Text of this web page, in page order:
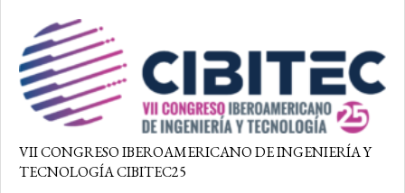
VII CONGRESO IBEROAMERICANO DE INGENIERÍA Y
TECNOLOGÍA CIBITEC25